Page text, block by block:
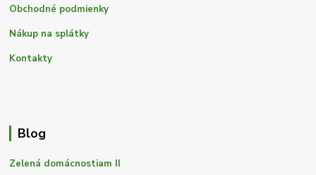
Obchodné podmienky
Nákup na splátky
Kontakty
Blog
Zelená domácnostiam II